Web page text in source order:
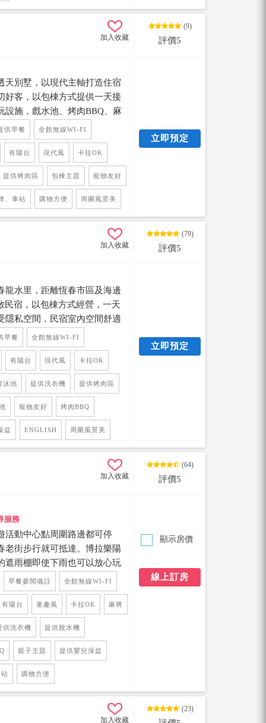
加入收藏
(9)
評價5
天別墅，以現代主軸打造住宿
好客，以包棟方式提供一天接
設施，戲水池、烤肉BBQ、麻
遊、朋友同遊都很適合來旅
丁包棟度假的好地點喔~
供早餐 全館無線WI-FI
有陽台 現代風 卡拉OK
提供烤肉區 包棟主題 寵物友好
、車站 購物方便 周圍風景美
立即預定
加入收藏
(79)
評價5
龍水里，距離恆春市區及海邊
民宿，以包棟方式經營，一天
隱私空間，民宿室內空間舒適
、廚房使用，戶外提供泳
享受，客房空間寬敞，有部
到民宿還可以泡澡放鬆，老
宿沒煩惱！
早餐 全館無線WI-FI
有陽台 現代風 卡拉OK
泳池 提供洗衣機 提供烤肉區
寵物友好 烤肉BBQ
盆 ENGLISH 周圍風景美
立即預定
加入收藏
(64)
評價5
服務
活動中心點周圍路邊都可停
老街步行就可抵達。博拉樂陽
遮雨棚即使下雨也可以放心玩
前庭雨遮烤肉空間、提供廚
四十幾款派對遊戲，每間房間
的Netflix與Disney+喔。
早餐參閱備註 全館無線WI-FI
有陽台 童趣風 卡拉OK 麻將
供洗衣機 提供脫水機
親子主題 提供嬰兒澡盆
購物方便
顯示房價
線上訂房
加入收藏
(23)